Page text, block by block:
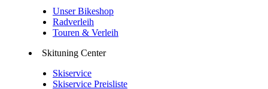
Unser Bikeshop
Radverleih
Touren & Verleih
Skituning Center
Skiservice
Skiservice Preisliste